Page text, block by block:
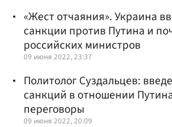
«Жест отчаяния». Украина
санкции против Путина и
российских министров
09 июня 2022, 23:37
Политолог Суздальцев:
санкций в отношении
переговоры
09 июня 2022, 20:09